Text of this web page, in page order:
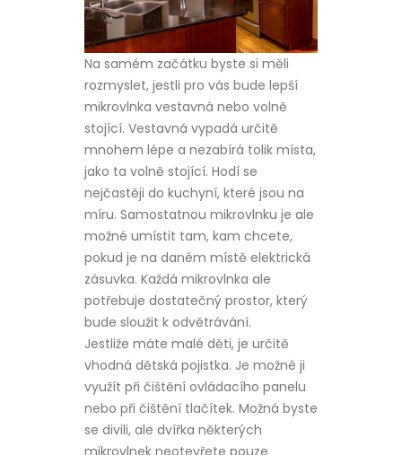
Na samém začátku byste si měli
rozmyslet, jestli pro vás bude lepší
mikrovlnka vestavná nebo volně
stojící. Vestavná vypadá určitě
mnohem lépe a nezabírá tolik místa,
jako ta volně stojící. Hodí se
nejčastěji do kuchyní, které jsou na
míru. Samostatnou mikrovlnku je ale
možné umístit tam, kam chcete,
pokud je na daném místě elektrická
zásuvka. Každá mikrovlnka ale
potřebuje dostatečný prostor, který
bude sloužit k odvětrávání.
Jestliže máte malé děti, je určitě
vhodná dětská pojistka. Je možné ji
využít při čištění ovládacího panelu
nebo při čištění tlačítek. Možná byste
se divili, ale dvířka některých
mikrovlnek neotevřete pouze